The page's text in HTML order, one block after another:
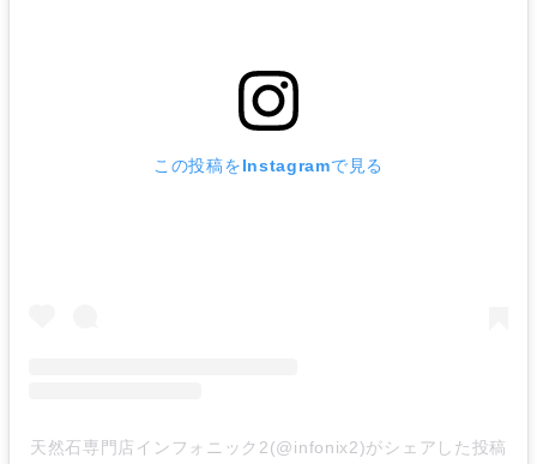
この投稿をInstagramで見る
天然石専門店インフォニック2(@infonix2)がシェアした投稿